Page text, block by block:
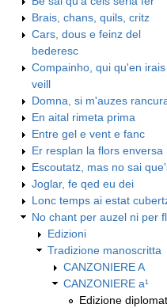
Brais, chans, quils, critz
Cars, dous e feinz del
bederesc
Compainho, qui qu'en irais
veill
Domna, si m'auzes
En aital rimeta prima
Entre gel e vent e fanc
Er resplan la flors enversa
Escoutatz, mas no sai
Joglar, fe qed eu dei
Lonc temps ai estat
No chant per auzel ni per
Edizioni
Tradizione manoscritta
CANZONIERE A
CANZONIERE a¹
Edizione